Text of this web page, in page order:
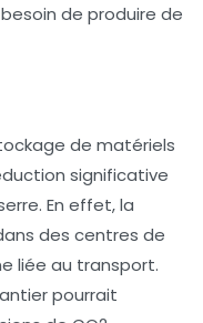
de produire de
de matériels
significative
En effet, la
des centres de
liée au transport.
pourrait